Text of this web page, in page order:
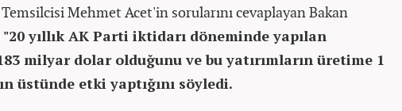
Mehmet Acet'in sorularını cevaplayan Bakan
"20 yıllık AK Parti iktidarı döneminde yapılan
milyar dolar olduğunu ve bu yatırımların üretime 1
üstünde etki yaptığını söyledi.